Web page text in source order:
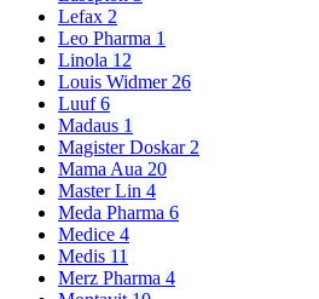
Lefax 2
Leo Pharma 1
Linola 12
Louis Widmer 26
Luuf6
Madaus 1
Magister Doskar 2
Mama Aua 20
Master Lin 4
Meda Pharma 6
Medice 4
Medis 11
Merz Pharma 4